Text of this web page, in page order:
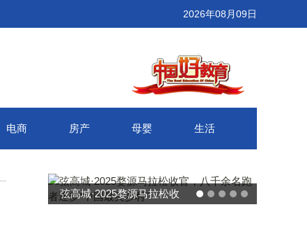
2026年08月09日
电商 房产 母婴 生活
武汉百联奥莱年度感恩季 承